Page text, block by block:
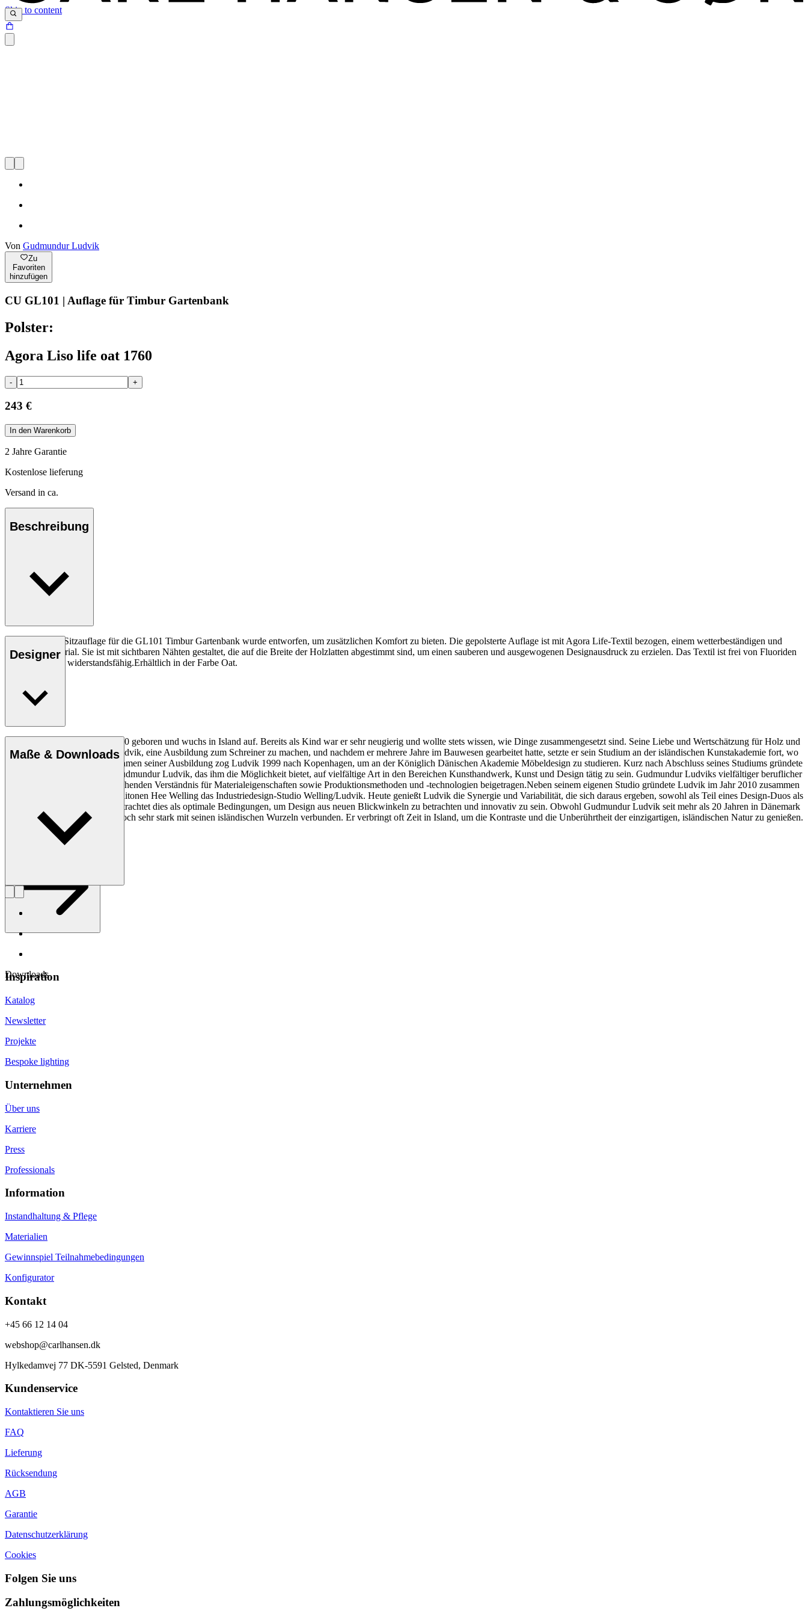
Skip to content
Von Gudmundur Ludvik
Zu
Favoriten
hinzufügen
CU GL101 | Auflage für Timbur Gartenbank
Polster:
Agora Liso life oat 1760
- +
243 €
In den Warenkorb
2 Jahre Garantie
Kostenlose lieferung
Versand in ca.
Beschreibung
Die rutschfeste Sitzauflage für die GL101 Timbur Gartenbank wurde entworfen, um zusätzlichen Komfort zu bieten. Die gepolsterte Auflage ist mit Agora Life-Textil bezogen, einem wetterbeständigen und
recycelten Material. Sie ist mit sichtbaren Nähten gestaltet, die auf die Breite der Holzlatten abgestimmt sind, um einen sauberen und ausgewogenen Designausdruck zu erzielen. Das Textil ist frei von Fluoriden
und zudem sehr widerstandsfähig.Erhältlich in der Farbe Oat.
Designer
Gudmundur Ludvik wurde 1970 geboren und wuchs in Island auf. Bereits als Kind war er sehr neugierig und wollte stets wissen, wie Dinge zusammengesetzt sind. Seine Liebe und Wertschätzung für Holz und
gutes Handwerk veranlasste Ludvik, eine Ausbildung zum Schreiner zu machen, und nachdem er mehrere Jahre im Bauwesen gearbeitet hatte, setzte er sein Studium an der isländischen Kunstakademie fort, wo
er Bildhauerei studierte. Im Rahmen seiner Ausbildung zog Ludvik 1999 nach Kopenhagen, um an der Königlich Dänischen Akademie Möbeldesign zu studieren. Kurz nach Abschluss seines Studiums gründete
er sein eigenes Büro, Studio Gudmundur Ludvik, das ihm die Möglichkeit bietet, auf vielfältige Art in den Bereichen Kunsthandwerk, Kunst und Design tätig zu sein. Gudmundur Ludviks vielfältiger beruflicher
Hintergrund hat zu einem eingehenden Verständnis für Materialeigenschaften sowie Produktionsmethoden und -technologien beigetragen.Neben seinem eigenen Studio gründete Ludvik im Jahr 2010 zusammen
mit seinem ehemaligen Kommilitonen Hee Welling das Industriedesign-Studio Welling/Ludvik. Heute genießt Ludvik die Synergie und Variabilität, die sich daraus ergeben, sowohl als Teil eines Design-Duos als
auch alleine tätig zu sein. Er betrachtet dies als optimale Bedingungen, um Design aus neuen Blickwinkeln zu betrachten und innovativ zu sein. Obwohl Gudmundur Ludvik seit mehr als 20 Jahren in Dänemark
lebt und arbeitet, ist er immer noch sehr stark mit seinen isländischen Wurzeln verbunden. Er verbringt oft Zeit in Island, um die Kontraste und die Unberührtheit der einzigartigen, isländischen Natur zu genießen.
Profil Gudmundur Ludvik
Maße & Downloads
Downloads
Inspiration
Katalog
Newsletter
Projekte
Bespoke lighting
Unternehmen
Über uns
Karriere
Press
Professionals
Information
Instandhaltung & Pflege
Materialien
Gewinnspiel Teilnahmebedingungen
Konfigurator
Kontakt
+45 66 12 14 04
webshop@carlhansen.dk
Hylkedamvej 77 DK-5591 Gelsted, Denmark
Kundenservice
Kontaktieren Sie uns
FAQ
Lieferung
Rücksendung
AGB
Garantie
Datenschutzerklärung
Cookies
Folgen Sie uns
Zahlungsmöglichkeiten